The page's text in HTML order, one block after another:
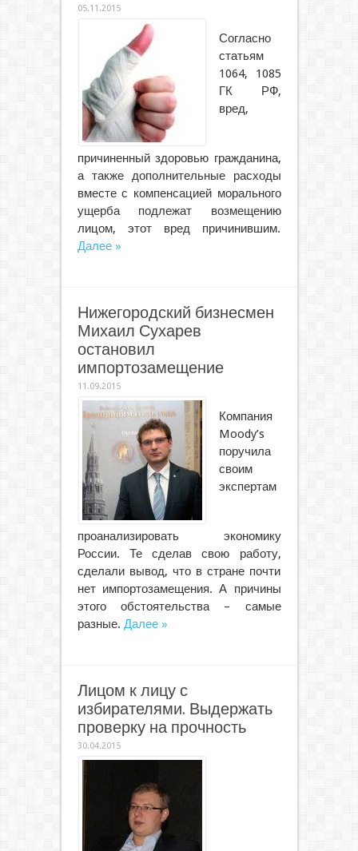
05.11.2015
Согласно
статьям
1064, 1085
ГК РФ,
вред,
причиненный здоровью гражданина,
а также дополнительные расходы
вместе с компенсацией морального
ущерба подлежат возмещению
лицом, этот вред причинившим.
Далее »
Нижегородский бизнесмен
Михаил Сухарев
остановил
импортозамещение
11.09.2015
Компания
Moody’s
поручила
своим
экспертам
проанализировать экономику
России. Те сделав свою работу,
сделали вывод, что в стране почти
нет импортозамещения. А причины
этого обстоятельства – самые
разные. Далее »
Лицом к лицу с
избирателями. Выдержать
проверку на прочность
30.04.2015